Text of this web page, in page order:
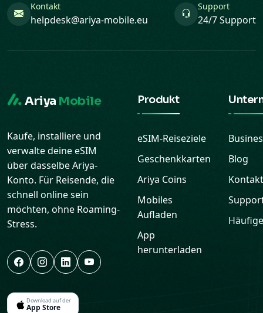
Kontakt
helpdesk@ariya-mobile.eu
Support
24/7 Support
Ariya Mobile
Kaufe, installiere und
verwalte deine eSIM
über dasselbe Ariya-
Konto. Für Reisende, die
schnell online sein
möchten, ohne Roaming-
Stress.
Download auf der
App Store
Produkt
eSIM-Reiseziele
Geschenkkarten
Ariya Coins
Mobiles
Aufladen
App
herunterladen
Blog
Kontakt